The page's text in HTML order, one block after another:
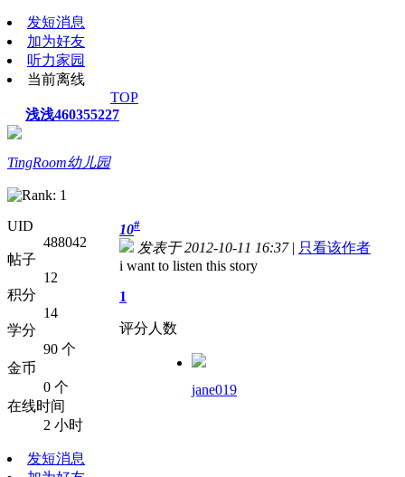
发短消息
加为好友
听力家园
当前离线
TOP
浅浅460355227
TingRoom幼儿园
UID
488042
帖子
12
积分
14
学分
90 个
金币
0 个
在线时间
2 小时
发短消息
10#
发表于 2012-10-11 16:37| 只看该作者
i want to listen this story
1
评分人数
jane019